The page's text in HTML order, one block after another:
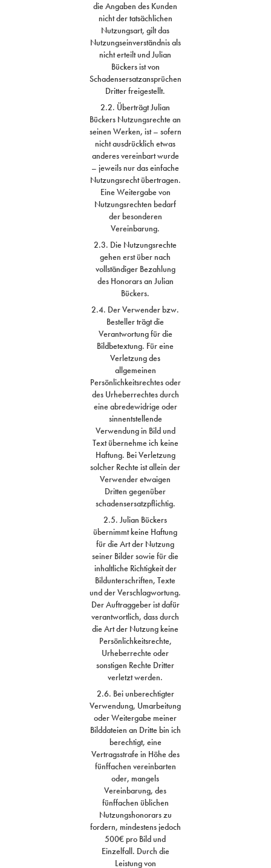
die Angaben des Kunden
nicht der tatsächlichen
Nutzungsart, gilt das
Nutzungseinverständnis als
nicht erteilt und Julian
Bückers ist von
Schadensersatzansprüchen
Dritter freigestellt.
2.2. Überträgt Julian
Bückers Nutzungsrechte an
seinen Werken, ist – sofern
nicht ausdrücklich etwas
anderes vereinbart wurde
– jeweils nur das einfache
Nutzungsrecht übertragen.
Eine Weitergabe von
Nutzungsrechten bedarf
der besonderen
Vereinbarung.
2.3. Die Nutzungsrechte
gehen erst über nach
vollständiger Bezahlung
des Honorars an Julian
Bückers.
2.4. Der Verwender bzw.
Besteller trägt die
Verantwortung für die
Bildbetextung. Für eine
Verletzung des
allgemeinen
Persönlichkeitsrechtes oder
des Urheberrechtes durch
eine abredewidrige oder
sinnentstellende
Verwendung in Bild und
Text übernehme ich keine
Haftung. Bei Verletzung
solcher Rechte ist allein der
Verwender etwaigen
Dritten gegenüber
schadensersatzpflichtig.
2.5. Julian Bückers
übernimmt keine Haftung
für die Art der Nutzung
seiner Bilder sowie für die
inhaltliche Richtigkeit der
Bildunterschriften, Texte
und der Verschlagwortung.
Der Auftraggeber ist dafür
verantwortlich, dass durch
die Art der Nutzung keine
Persönlichkeitsrechte,
Urheberrechte oder
sonstigen Rechte Dritter
verletzt werden.
2.6. Bei unberechtigter
Verwendung, Umarbeitung
oder Weitergabe meiner
Bilddateien an Dritte bin ich
berechtigt, eine
Vertragsstrafe in Höhe des
fünffachen vereinbarten
oder, mangels
Vereinbarung, des
fünffachen üblichen
Nutzungshonorars zu
fordern, mindestens jedoch
500€ pro Bild und
Einzelfall. Durch die
Leistung von